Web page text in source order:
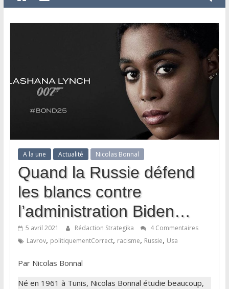
Analyses
A la une Actualité Nicolas Bonnal
Quand la Russie défend
les blancs contre
l’administration Biden…
5 avril 2021 Rédaction Strategika
4 Commentaires
Lavrov, politiquementCorrect, racisme, Russie, Usa
Par Nicolas Bonnal
Né en 1961 à Tunis, Nicolas Bonnal étudie beaucoup,